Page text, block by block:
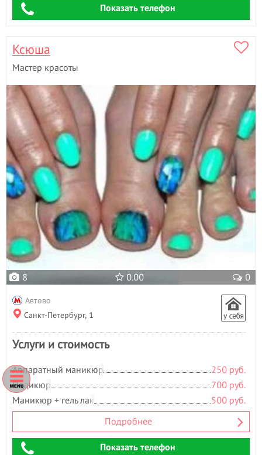
Показать телефон
Ксюша
Мастер красоты
8 0.00 0
Автово
Санкт-Петербург, 1
Услуги и стоимость
Аппаратный маникюр
250 руб.
Педикюр
700 руб.
Маникюр + гель лак
500 руб.
Подробнее
Показать телефон